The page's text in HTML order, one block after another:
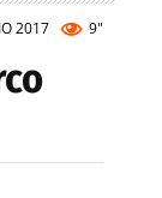
2017 9"